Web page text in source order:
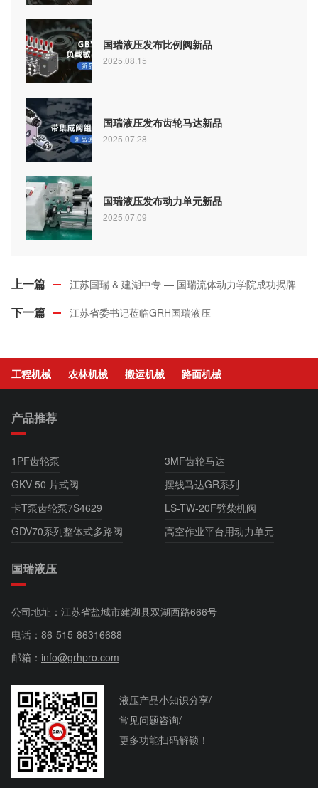
国瑞液压发布比例阀新品
2025.08.15
国瑞液压发布齿轮马达新品
2025.07.28
国瑞液压发布动力单元新品
2025.07.09
江苏国瑞 & 建湖中专 — 国瑞流体动力学院成功揭牌
江苏省委书记莅临GRH国瑞液压
工程机械 农林机械 搬运机械 路面机械
产品推荐
1PF齿轮泵
3MF齿轮马达
GKV 50 片式阀
摆线马达GR系列
卡T泵齿轮泵7S4629
LS-TW-20F劈柴机阀
GDV70系列整体式多路阀
高空作业平台用动力单元
国瑞液压
公司地址：江苏省盐城市建湖县双湖西路666号
电话： 86-515-86316688
邮箱： info@grhpro.com
液压产品小知识分享/
常见问题咨询/
更多功能扫码解锁！